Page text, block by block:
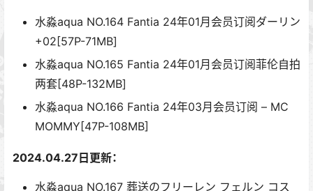
水淼aqua NO.164 Fantia 24年01月会员订阅ダーリン
+02[57P-71MB]
水淼aqua NO.165 Fantia 24年01月会员订阅菲伦自拍
两套[48P-132MB]
水淼aqua NO.166 Fantia 24年03月会员订阅 – MC
MOMMY[47P-108MB]
2024.04.27日更新：
水淼aqua NO.167 葬送のフリーレン フェルン コス